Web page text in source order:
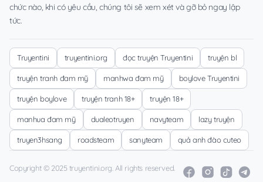
chức nào, khi có yêu cầu, chúng tôi sẽ xem xét và gỡ bỏ ngay lập
tức.
Truyentini truyentini.org đọc truyện Truyentini truyện bl
truyện tranh đam mỹ manhwa đam mỹ boylove Truyentini
truyện boylove truyện tranh 18+ truyện 18+
manhua đam mỹ dualeotruyen navyteam lazy truyện
truyen3hsang roadsteam sanyteam quả anh đào cuteo
Copyright © 2025 truyentini.org. All rights reserved.